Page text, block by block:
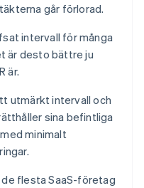
går förlorad.
intervall för många
är desto bättre ju
är.
utmärkt intervall och
sina befintliga
minimalt
de flesta SaaS-företag